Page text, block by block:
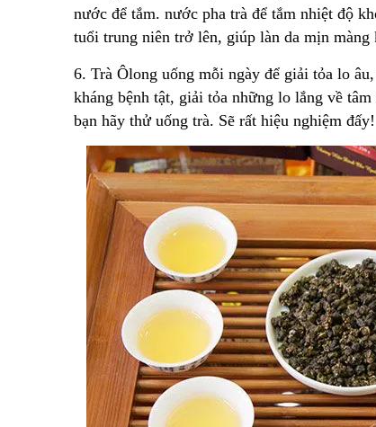
nước để tắm. nước pha trà để tắm nhiệt độ
tuổi trung niên trở lên, giúp làn da mịn màng
6. Trà Ôlong uống mỗi ngày để giải tỏa lo
kháng bệnh tật, giải tỏa những lo lắng về
bạn hãy thử uống trà. Sẽ rất hiệu nghiệm đấy!